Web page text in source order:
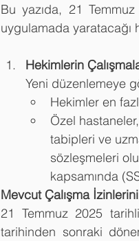
Bu yazıda, 21
uygulamada yaratacağı
Hekimlerin
Yeni düzenlemeye
Hekimler en
Özel
tabipleri ve
sözleşmeleri
kapsamında
Mevcut Çalışma
21 Temmuz 2025
tarihinden sonraki